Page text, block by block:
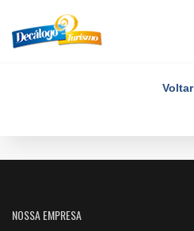
Voltar
NOSSA EMPRESA